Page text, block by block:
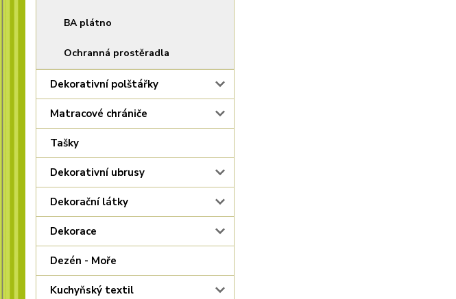
BA plátno
Ochranná prostěradla
Dekorativní polštářky
Matracové chrániče
Tašky
Dekorativní ubrusy
Dekorační látky
Dekorace
Dezén - Moře
Kuchyňský textil